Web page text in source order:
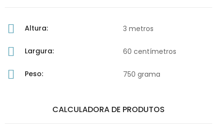
Altura: 3 metros
Largura: 60 centímetros
Peso: 750 grama
CALCULADORA DE PRODUTOS